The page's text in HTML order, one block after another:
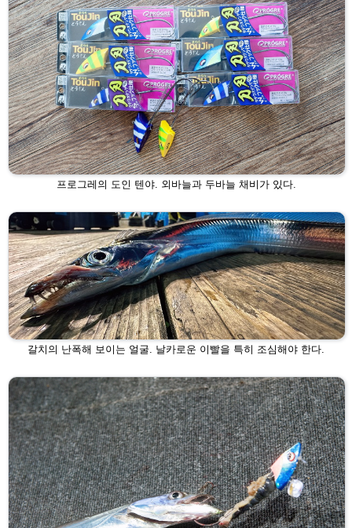
프로그레의 도인 텐야. 외바늘과 두바늘 채비가 있다.
갈치의 난폭해 보이는 얼굴. 날카로운 이빨을 특히 조심해야 한다.